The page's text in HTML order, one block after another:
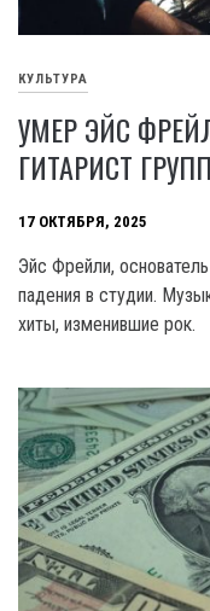
КУЛЬТУРА
УМЕР ЭЙС
ГИТАРИСТ
17 ОКТЯБРЯ, 2025
Эйс Фрейли,
падения в студии.
хиты, изменившие рок.